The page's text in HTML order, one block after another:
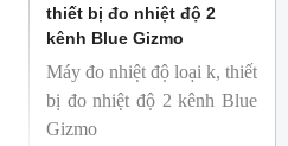
thiết bị đo nhiệt độ 2
kênh Blue Gizmo
Máy đo nhiệt độ loại k, thiết
bị đo nhiệt độ 2 kênh Blue
Gizmo